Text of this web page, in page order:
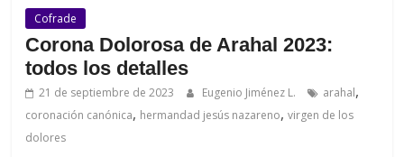
Cofrade
Corona Dolorosa de Arahal 2023:
todos los detalles
21 de septiembre de 2023 Eugenio Jiménez L. arahal,
coronación canónica, hermandad jesús nazareno,virgen de los
dolores